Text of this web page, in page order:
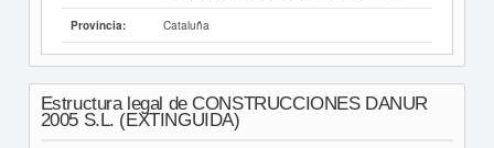
Provincia: Cataluña
Estructura legal de CONSTRUCCIONES DANUR
2005 S.L. (EXTINGUIDA)